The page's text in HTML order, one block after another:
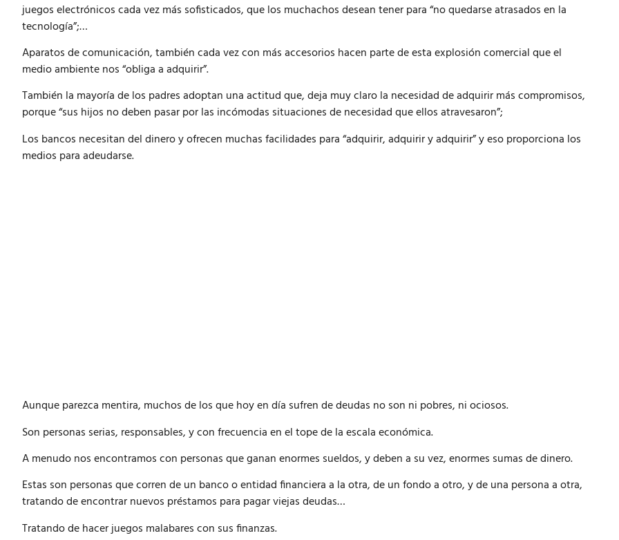
juegos electrónicos cada vez más sofisticados, que los muchachos desean tener para “no quedarse atrasados en la
tecnología”;…
Aparatos de comunicación, también cada vez con más accesorios hacen parte de esta explosión comercial que el
medio ambiente nos “obliga a adquirir”.
También la mayoría de los padres adoptan una actitud que, deja muy claro la necesidad de adquirir más compromisos,
porque “sus hijos no deben pasar por las incómodas situaciones de necesidad que ellos atravesaron”;
Los bancos necesitan del dinero y ofrecen muchas facilidades para “adquirir, adquirir y adquirir” y eso proporciona los
medios para adeudarse.
Aunque parezca mentira, muchos de los que hoy en día sufren de deudas no son ni pobres, ni ociosos.
Son personas serias, responsables, y con frecuencia en el tope de la escala económica.
A menudo nos encontramos con personas que ganan enormes sueldos, y deben a su vez, enormes sumas de dinero.
Estas son personas que corren de un banco o entidad financiera a la otra, de un fondo a otro, y de una persona a otra,
tratando de encontrar nuevos préstamos para pagar viejas deudas…
Tratando de hacer juegos malabares con sus finanzas.